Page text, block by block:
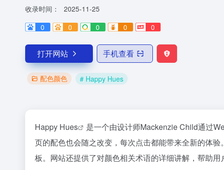
收录时间：
2025-11-25
0
0 0 0 0
打开网站 手机查看
配色颜色 # Happy Hues
Happy Hues
是一个由设计师Mackenzie Child通过
页的配色也会随之改变，每次点击都能带来全新的体
板。网站还提供了对颜色相关术语的详细讲解，帮助用